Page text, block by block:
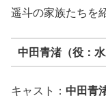
遥斗の家族たちを
中田青渚（役：水
キャスト： 中田青